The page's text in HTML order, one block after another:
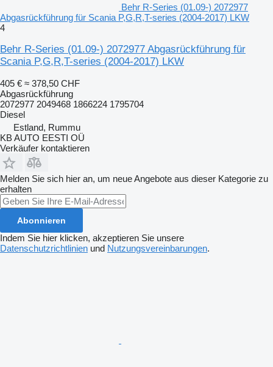
Behr R-Series (01.09-) 2072977
Abgasrückführung für Scania P,G,R,T-series (2004-2017) LKW
4
Behr R-Series (01.09-) 2072977 Abgasrückführung für
Scania P,G,R,T-series (2004-2017) LKW
405 € ≈ 378,50 CHF
Abgasrückführung
2072977 2049468 1866224 1795704
Diesel
Estland, Rummu
KB AUTO EESTI OÜ
Verkäufer kontaktieren
Melden Sie sich hier an, um neue Angebote aus dieser Kategorie zu
erhalten
Abonnieren
Indem Sie hier klicken, akzeptieren Sie unsere
Datenschutzrichtlinien und Nutzungsvereinbarungen.